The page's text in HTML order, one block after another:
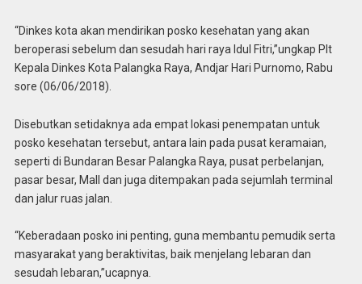
“Dinkes kota akan mendirikan posko kesehatan yang akan
beroperasi sebelum dan sesudah hari raya Idul Fitri,”ungkap Plt
Kepala Dinkes Kota Palangka Raya, Andjar Hari Purnomo, Rabu
sore (06/06/2018).
Disebutkan setidaknya ada empat lokasi penempatan untuk
posko kesehatan tersebut, antara lain pada pusat keramaian,
seperti di Bundaran Besar Palangka Raya, pusat perbelanjan,
pasar besar, Mall dan juga ditempakan pada sejumlah terminal
dan jalur ruas jalan.
“Keberadaan posko ini penting, guna membantu pemudik serta
masyarakat yang beraktivitas, baik menjelang lebaran dan
sesudah lebaran,”ucapnya.